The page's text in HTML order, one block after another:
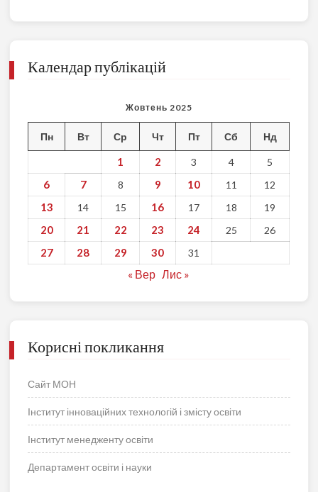
Календар публікацій
Жовтень 2025
Пн Вт Ср Чт Пт Сб Нд
1 2 3 4 5
6 7 8 9 10 11 12
13 14 15 16 17 18 19
20 21 22 23 24 25 26
27 28 29 30 31
« Вер Лис »
Корисні покликання
Сайт МОН
Інститут інноваційних технологій і змісту освіти
Інститут менедженту освіти
Департамент освіти і науки